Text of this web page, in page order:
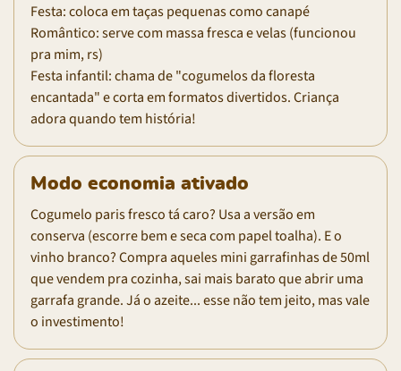
Festa: coloca em taças pequenas como canapé
Romântico: serve com massa fresca e velas (funcionou
pra mim, rs)
Festa infantil: chama de "cogumelos da floresta
encantada" e corta em formatos divertidos. Criança
adora quando tem história!
Modo economia ativado
Cogumelo paris fresco tá caro? Usa a versão em
conserva (escorre bem e seca com papel toalha). E o
vinho branco? Compra aqueles mini garrafinhas de 50ml
que vendem pra cozinha, sai mais barato que abrir uma
garrafa grande. Já o azeite... esse não tem jeito, mas vale
o investimento!